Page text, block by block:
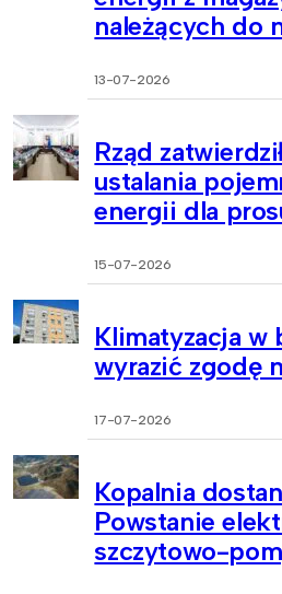
należących do
13-07-2026
Rząd
ustalania
energii dla
15-07-2026
Klimatyzacja w
wyrazić zgodę
17-07-2026
Kopalnia
Powstanie
szczytowo-